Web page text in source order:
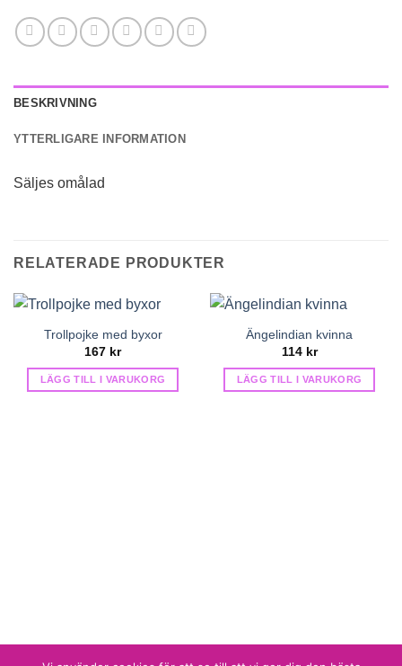
BESKRIVNING
YTTERLIGARE INFORMATION
Säljes omålad
RELATERADE PRODUKTER
Trollpojke med byxor
167 kr
LÄGG TILL I VARUKORG
Ängelindian kvinna
114 kr
LÄGG TILL I VARUKORG